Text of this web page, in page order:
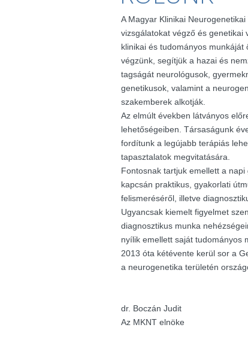
A Magyar Klinikai
vizsgálatokat végző és genetikai
klinikai és tudományos
végzünk, segítjük a hazai és
tagságát neurológusok,
genetikusok, valamint a
szakemberek alkotják.
Az elmúlt években látványos
lehetőségeiben. Társaságunk
fordítunk a legújabb terápiás
tapasztalatok megvitatására.
Fontosnak tartjuk emellett a
kapcsán praktikus, gyakorlati
felismeréséről, illetve
Ugyancsak kiemelt figyelmet
diagnosztikus munka
nyílik emellett saját tudományos
2013 óta kétévente kerül sor a
a neurogenetika területén
dr. Boczán Judit
Az MKNT elnöke